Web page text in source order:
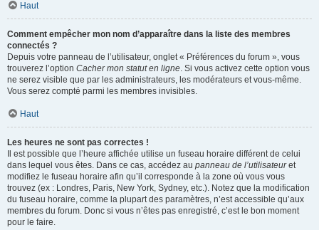
Haut
Comment empêcher mon nom d’apparaître dans la liste des membres
connectés ?
Depuis votre panneau de l’utilisateur, onglet « Préférences du forum », vous
trouverez l’option Cacher mon statut en ligne. Si vous activez cette option vous
ne serez visible que par les administrateurs, les modérateurs et vous-même.
Vous serez compté parmi les membres invisibles.
Haut
Les heures ne sont pas correctes !
Il est possible que l’heure affichée utilise un fuseau horaire différent de celui
dans lequel vous êtes. Dans ce cas, accédez au panneau de l’utilisateuret
modifiez le fuseau horaire afin qu’il corresponde à la zone où vous vous
trouvez (ex : Londres, Paris, New York, Sydney, etc.). Notez que la modification
du fuseau horaire, comme la plupart des paramètres, n’est accessible qu’aux
membres du forum. Donc si vous n’êtes pas enregistré, c’est le bon moment
pour le faire.